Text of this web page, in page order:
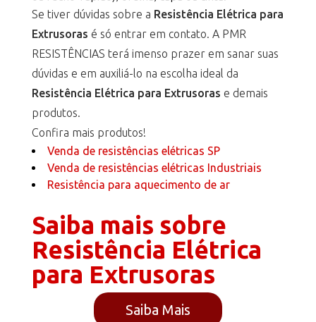
Se tiver dúvidas sobre a Resistência Elétrica para
Extrusoras é só entrar em contato. A PMR
RESISTÊNCIAS terá imenso prazer em sanar suas
dúvidas e em auxiliá-lo na escolha ideal da
Resistência Elétrica para Extrusoras e demais
produtos.
Confira mais produtos!
Venda de resistências elétricas SP
Venda de resistências elétricas Industriais
Resistência para aquecimento de ar
Saiba mais sobre
Resistência Elétrica
para Extrusoras
Saiba Mais